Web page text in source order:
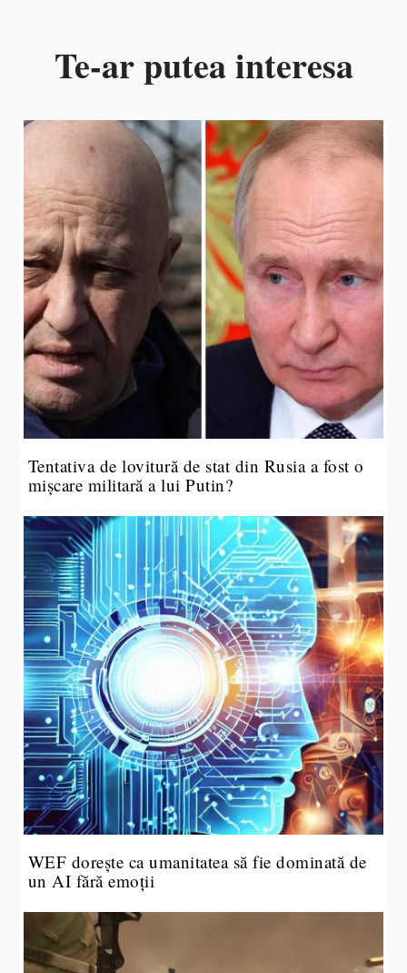
Te-ar putea interesa
Tentativa de lovitură de stat din Rusia a fost o
mișcare militară a lui Putin?
WEF dorește ca umanitatea să fie dominată de
un AI fără emoții